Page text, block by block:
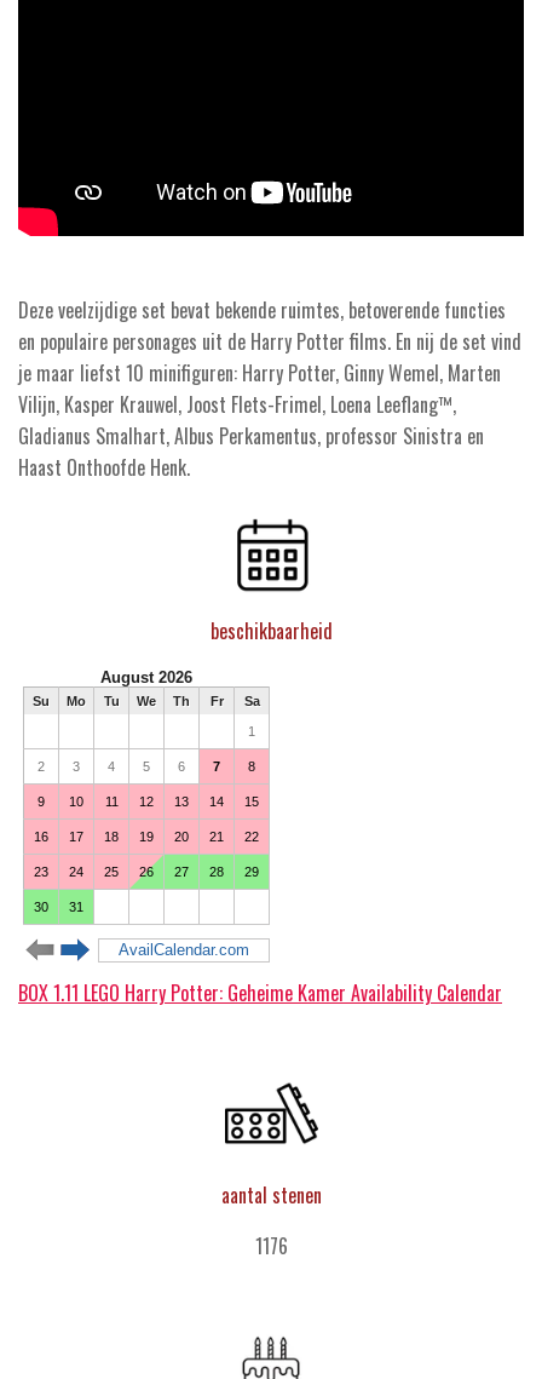
Deze veelzijdige set bevat bekende ruimtes, betoverende functies
en populaire personages uit de Harry Potter films. En nij de set vind
je maar liefst 10 minifiguren: Harry Potter, Ginny Wemel, Marten
Vilijn, Kasper Krauwel, Joost Flets-Frimel, Loena Leeflang™,
Gladianus Smalhart, Albus Perkamentus, professor Sinistra en
Haast Onthoofde Henk.
beschikbaarheid
BOX 1.11 LEGO Harry Potter: Geheime Kamer Availability Calendar
aantal stenen
1176